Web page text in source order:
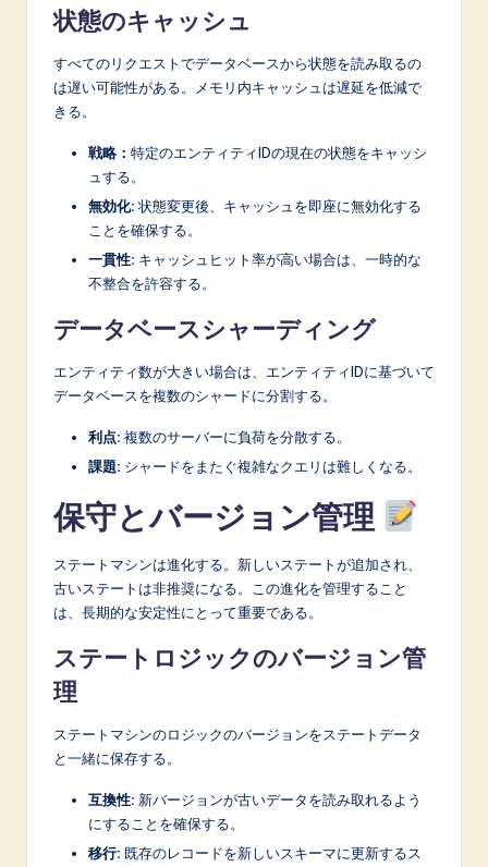
状態のキャッシュ
すべてのリクエストでデータベースから状態を読み取るの
は遅い可能性がある。メモリ内キャッシュは遅延を低減で
きる。
戦略： 特定のエンティティIDの現在の状態をキャッシ
ュする。
無効化: 状態変更後、キャッシュを即座に無効化する
ことを確保する。
一貫性: キャッシュヒット率が高い場合は、一時的な
不整合を許容する。
データベースシャーディング
エンティティ数が大きい場合は、エンティティIDに基づいて
データベースを複数のシャードに分割する。
利点: 複数のサーバーに負荷を分散する。
課題: シャードをまたぐ複雑なクエリは難しくなる。
保守とバージョン管理
ステートマシンは進化する。新しいステートが追加され、
古いステートは非推奨になる。この進化を管理すること
は、長期的な安定性にとって重要である。
ステートロジックのバージョン管
理
ステートマシンのロジックのバージョンをステートデータ
と一緒に保存する。
互換性: 新バージョンが古いデータを読み取れるよう
にすることを確保する。
移行: 既存のレコードを新しいスキーマに更新するス